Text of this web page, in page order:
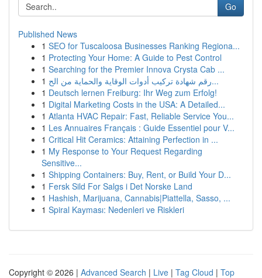
Go
Published News
1 SEO for Tuscaloosa Businesses Ranking Regiona...
1 Protecting Your Home: A Guide to Pest Control
1 Searching for the Premier Innova Crysta Cab ...
1
رقم شهادة تركيب أدوات الوقاية والحماية من الح...
1 Deutsch lernen Freiburg: Ihr Weg zum Erfolg!
1 Digital Marketing Costs in the USA: A Detailed...
1 Atlanta HVAC Repair: Fast, Reliable Service You...
1 Les Annuaires Français : Guide Essentiel pour V...
1 Critical Hit Ceramics: Attaining Perfection in ...
1 My Response to Your Request Regarding
Sensitive...
1 Shipping Containers: Buy, Rent, or Build Your D...
1 Fersk Sild For Salgs i Det Norske Land
1 Hashish, Marijuana, Cannabis|Piattella, Sasso, ...
1 Spiral Kayması: Nedenleri ve Riskleri
Copyright © 2026 | Advanced Search | Live | Tag Cloud | Top